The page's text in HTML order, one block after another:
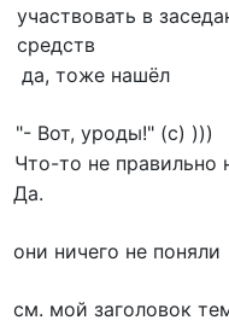
участвовать в
средств
да, тоже нашёл
"- Вот, уроды!" (с) )))
Что-то не правильно
Да.
они ничего не поняли
см. мой заголовок